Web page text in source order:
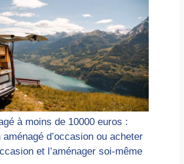
à moins de 10000 euros :
d’occasion ou acheter
et l’aménager soi-même